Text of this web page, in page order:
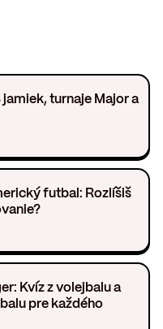
turnaje Major a
futbal: Rozlíšiš
Kvíz z volejbalu a
pre každého